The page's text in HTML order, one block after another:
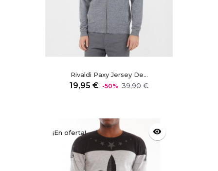
Rivaldi Paxy Jersey De...
19,95 € Precio
-50% 39,90 €Precio
¡En oferta! visibility